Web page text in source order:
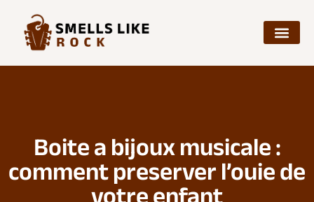
Boite a bijoux musicale :
comment preserver l’ouie de